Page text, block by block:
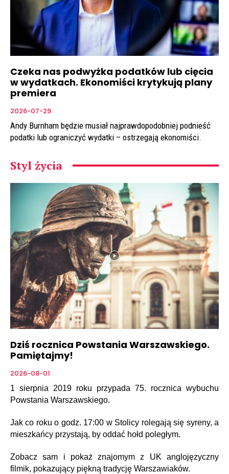
Czeka nas podwyżka podatków lub cięcia
w wydatkach. Ekonomiści krytykują plany
premiera
2026-07-29
Andy Burnham będzie musiał najprawdopodobniej podnieść
podatki lub ograniczyć wydatki – ostrzegają ekonomiści.
Styl życia
Dziś rocznica Powstania Warszawskiego.
Pamiętajmy!
2026-08-01
1 sierpnia 2019 roku przypada 75. rocznica wybuchu
Powstania Warszawskiego.
Jak co roku o godz. 17:00 w Stolicy rolegają się syreny, a
mieszkańcy przystają, by oddać hołd poległym.
Zobacz sam i pokaż znajomym z UK anglojęzyczny
filmik, pokazujący piękną tradycję Warszawiaków.